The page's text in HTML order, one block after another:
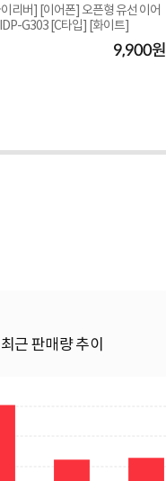
이리버] [이어폰] 오픈형 유선 이어
폰 IDP-G303 [C타입] [화이트]
9,900원
최근 판매량 추이